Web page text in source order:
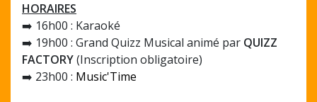
HORAIRES
➡️ 16h00 : Karaoké
➡️ 19h00 : Grand Quizz Musical animé par QUIZZ
FACTORY(Inscription obligatoire)
➡️ 23h00 : Music'Time